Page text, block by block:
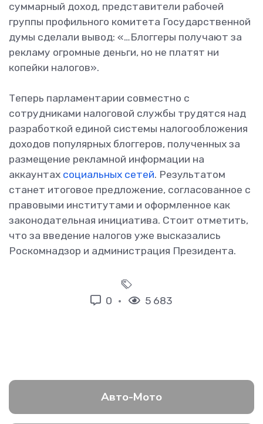
суммарный доход, представители рабочей
группы профильного комитета Государственной
думы сделали вывод: «…Блоггеры получают за
рекламу огромные деньги, но не платят ни
копейки налогов».
Теперь парламентарии совместно с
сотрудниками налоговой службы трудятся над
разработкой единой системы налогообложения
доходов популярных блоггеров, полученных за
размещение рекламной информации на
аккаунтах социальных сетей. Результатом
станет итоговое предложение, согласованное с
правовыми институтами и оформленное как
законодательная инициатива. Стоит отметить,
что за введение налогов уже высказались
Роскомнадзор и администрация Президента.
0 5 683
Авто-Мото